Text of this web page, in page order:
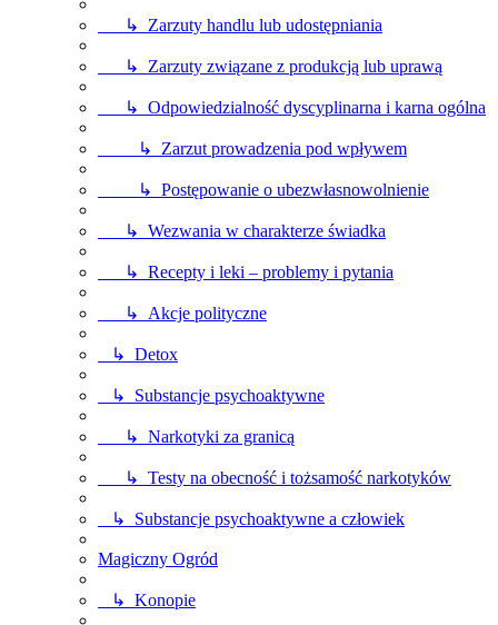
↳ Zarzuty handlu lub udostępniania
↳ Zarzuty związane z produkcją lub uprawą
↳ Odpowiedzialność dyscyplinarna i karna ogólna
↳ Zarzut prowadzenia pod wpływem
↳ Postępowanie o ubezwłasnowolnienie
↳ Wezwania w charakterze świadka
↳ Recepty i leki – problemy i pytania
↳ Akcje polityczne
↳ Detox
↳ Substancje psychoaktywne
↳ Narkotyki za granicą
↳ Testy na obecność i tożsamość narkotyków
↳ Substancje psychoaktywne a człowiek
Magiczny Ogród
↳ Konopie